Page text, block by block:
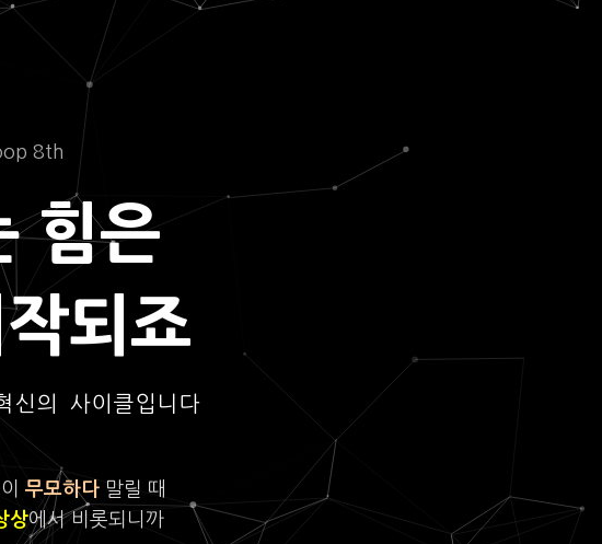
8th
힘은
되죠
신의 사이클입니다
무모하다 말릴 때
상에서 비롯되니까